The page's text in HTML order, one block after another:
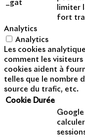
_gat
limiter
fort
Analytics
Analytics
Les cookies
comment les visiteurs
cookies aident à
telles que le nombre
source du trafic, etc.
Cookie Durée